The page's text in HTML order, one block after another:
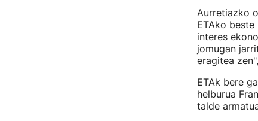
Aurretiazko
ETAko
interes
jomugan
eragitea
ETAk bere
helburua
talde